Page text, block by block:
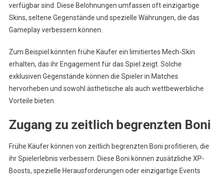
verfügbar sind. Diese Belohnungen umfassen oft einzigartige
Skins, seltene Gegenstände und spezielle Währungen, die das
Gameplay verbessern können.
Zum Beispiel könnten frühe Käufer ein limitiertes Mech-Skin
erhalten, das ihr Engagement für das Spiel zeigt. Solche
exklusiven Gegenstände können die Spieler in Matches
hervorheben und sowohl ästhetische als auch wettbewerbliche
Vorteile bieten.
Zugang zu zeitlich begrenzten Boni
Frühe Käufer können von zeitlich begrenzten Boni profitieren, die
ihr Spielerlebnis verbessern. Diese Boni können zusätzliche XP-
Boosts, spezielle Herausforderungen oder einzigartige Events